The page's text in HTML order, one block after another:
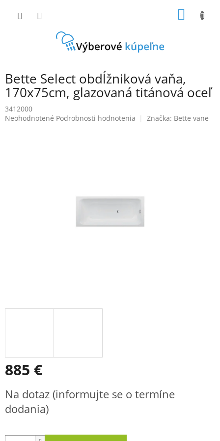
Bette Select obdĺžniková vaňa,
170x75cm, glazovaná titánová oceľ
3412000
Priemerné
Neohodnotené Podrobnosti hodnotenia Značka: Bette vane
885 €
cena:
Na dotaz (informujte se o termíne
dodania)